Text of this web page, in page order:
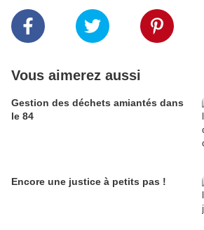
Vous aimerez aussi
Gestion des déchets amiantés dans
le 84
Encore une justice à petits pas !